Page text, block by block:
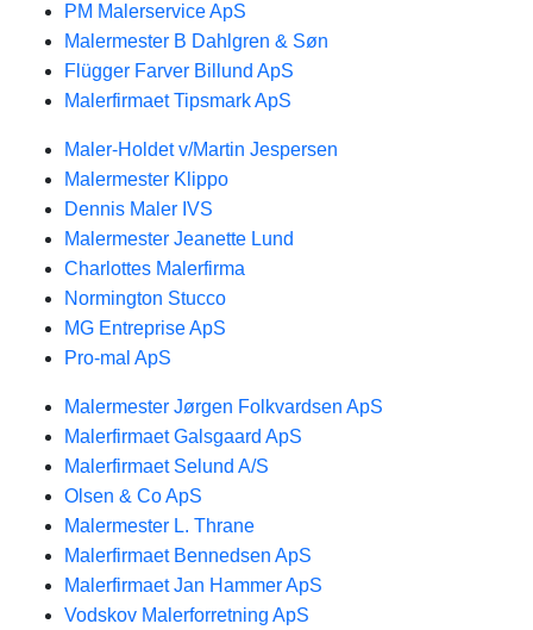
PM Malerservice ApS
Malermester B Dahlgren & Søn
Flügger Farver Billund ApS
Malerfirmaet Tipsmark ApS
Maler-Holdet v/Martin Jespersen
Malermester Klippo
Dennis Maler IVS
Malermester Jeanette Lund
Charlottes Malerfirma
Normington Stucco
MG Entreprise ApS
Pro-mal ApS
Malermester Jørgen Folkvardsen ApS
Malerfirmaet Galsgaard ApS
Malerfirmaet Selund A/S
Olsen & Co ApS
Malermester L. Thrane
Malerfirmaet Bennedsen ApS
Malerfirmaet Jan Hammer ApS
Vodskov Malerforretning ApS